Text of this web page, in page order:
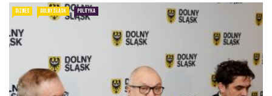
BIZNES DOLNY ŚLĄSK POLITYKA